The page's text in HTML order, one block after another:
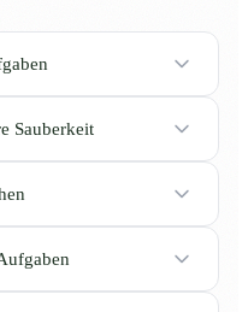
Sauberkeit